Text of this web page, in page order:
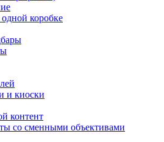
коробке
и киоски
контент
со сменными объективами